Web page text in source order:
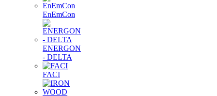
EnEmCon
ENERGON
- DELTA
FACI